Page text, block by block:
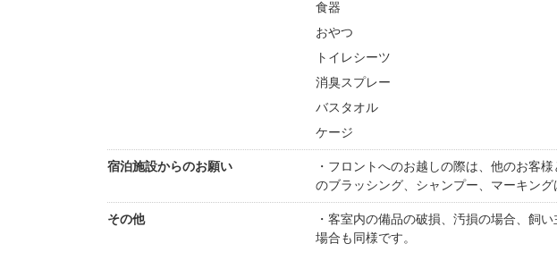
食器
おやつ
トイレシーツ
消臭スプレー
バスタオル
ケージ
宿泊施設からのお願い
・フロントへのお越しの際は、他のお客
のブラッシング、シャンプー、マーキン
その他
・客室内の備品の破損、汚損の場合、飼
場合も同様です。